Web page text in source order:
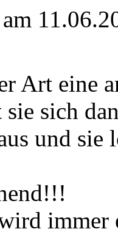
am
Art eine
sich
und sie
immer